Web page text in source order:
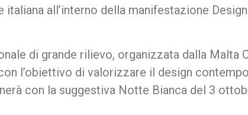
all’interno della manifestazione
di grande rilievo, organizzata dalla Malta
l’obiettivo di valorizzare il design
con la suggestiva Notte Bianca del 3